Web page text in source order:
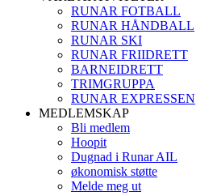
RUNAR FOTBALL
RUNAR HÅNDBALL
RUNAR SKI
RUNAR FRIIDRETT
BARNEIDRETT
TRIMGRUPPA
RUNAR EXPRESSEN
MEDLEMSKAP
Bli medlem
Hoopit
Dugnad i Runar AIL
økonomisk støtte
Melde meg ut